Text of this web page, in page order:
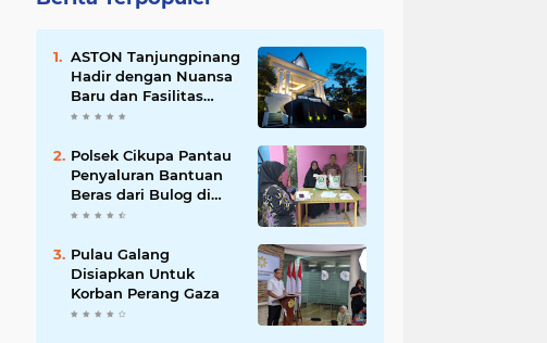
ASTON Tanjungpinang
Hadir dengan Nuansa
Baru dan Fasilitas
Lengkap untuk
Polsek Cikupa Pantau
Penyaluran Bantuan
Beras dari Bulog di
Desa Pasir Gadung
Pulau Galang
Disiapkan Untuk
Korban Perang Gaza